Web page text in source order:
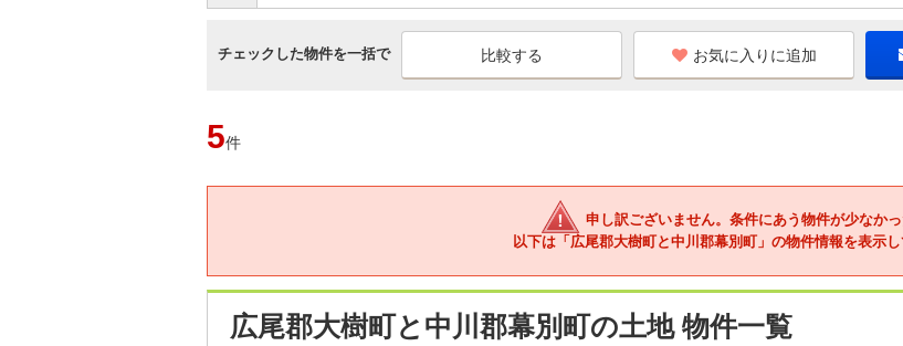
チェックした物件を一括で お気に入りに追加
5件
申し訳ございません。条件にあう物件が少なか
以下は「広尾郡大樹町と中川郡幕別町」の物件情報を表示し
広尾郡大樹町と中川郡幕別町の土地 物件一覧